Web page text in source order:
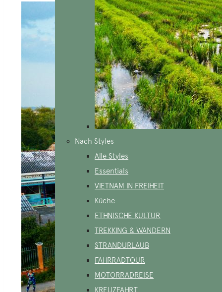
Nach Styles
Alle Styles
Essentials
VIETNAM IN FREIHEIT
Küche
ETHNISCHE KULTUR
TREKKING & WANDERN
STRANDURLAUB
FAHRRADTOUR
MOTORRADREISE
KREUZFAHRT